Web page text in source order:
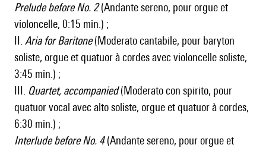
Prelude before No. 2(Andante sereno, pour orgue et
violoncelle, 0:15 min.) ;
II. Aria for Baritone(Moderato cantabile, pour baryton
soliste, orgue et quatuor à cordes avec violoncelle soliste,
3:45 min.) ;
III. Quartet, accompanied(Moderato con spirito, pour
quatuor vocal avec alto soliste, orgue et quatuor à cordes,
6:30 min.) ;
Interlude before No. 4(Andante sereno, pour orgue et